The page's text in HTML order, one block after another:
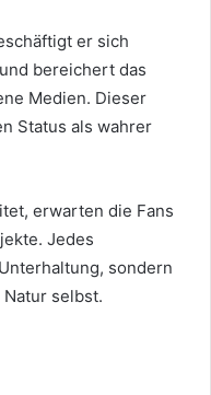
er sich
bereichert das
Medien. Dieser
Status als wahrer
erwarten die Fans
Jedes
sondern
selbst.